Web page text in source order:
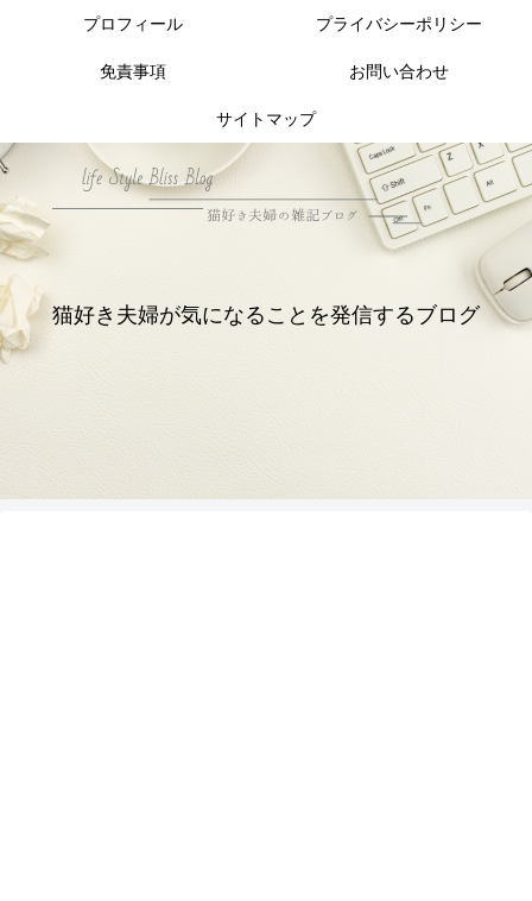
猫好き夫婦が気になることを発信するブログ
プロフィール プライバシーポリシー
免責事項 お問い合わせ
サイトマップ